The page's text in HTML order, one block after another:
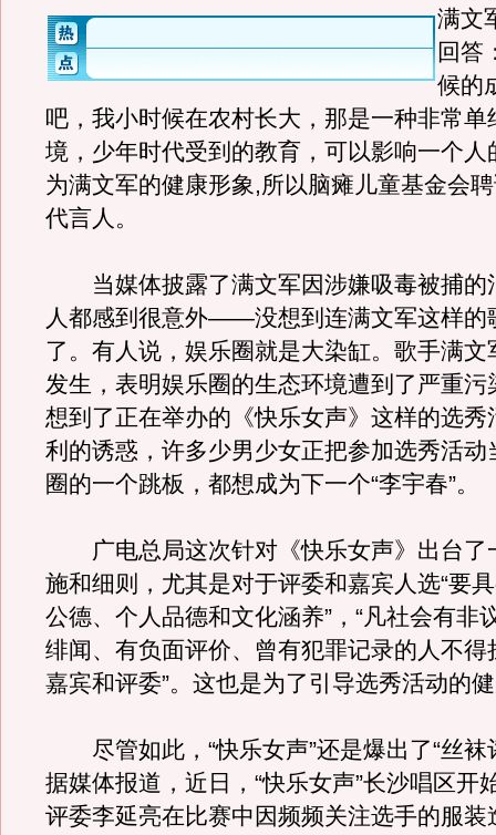
满文
回答
候的
吧，我小时候在农村长大，那是一种非常单
境，少年时代受到的教育，可以影响一个人
为满文军的健康形象,所以脑瘫儿童基金会
代言人。
当媒体披露了满文军因涉嫌吸毒被捕的
人都感到很意外——没想到连满文军这样的
了。有人说，娱乐圈就是大染缸。歌手满文
发生，表明娱乐圈的生态环境遭到了严重污
想到了正在举办的《快乐女声》这样的选秀
利的诱惑，许多少男少女正把参加选秀活动
圈的一个跳板，都想成为下一个“李宇春”。
广电总局这次针对《快乐女声》出台了
施和细则，尤其是对于评委和嘉宾人选“要
公德、个人品德和文化涵养”，“凡社会有非
绯闻、有负面评价、曾有犯罪记录的人不得
嘉宾和评委”。这也是为了引导选秀活动的
尽管如此，“快乐女声”还是爆出了“丝袜
据媒体报道，近日，“快乐女声”长沙唱区开
评委李延亮在比赛中因频频关注选手的服装